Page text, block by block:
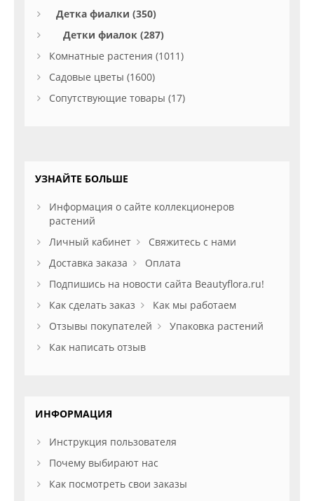
Детка фиалки (350)
Детки фиалок (287)
Комнатные растения (1011)
Садовые цветы (1600)
Сопутствующие товары (17)
УЗНАЙТЕ БОЛЬШЕ
Информация о сайте коллекционеров
растений
Личный кабинет
Свяжитесь с нами
Доставка заказа
Оплата
Подпишись на новости сайта Beautyflora.ru!
Как сделать заказ
Как мы работаем
Отзывы покупателей
Упаковка растений
Как написать отзыв
ИНФОРМАЦИЯ
Инструкция пользователя
Почему выбирают нас
Как посмотреть свои заказы